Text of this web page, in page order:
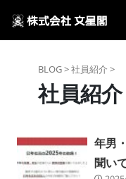
BLOG >社員紹介 >
社員紹介
年男
聞い